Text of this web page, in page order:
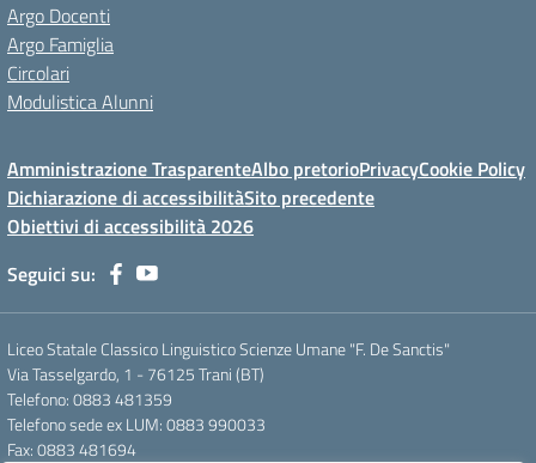
Argo Docenti
Argo Famiglia
Circolari
Modulistica Alunni
Amministrazione TrasparenteAlbo pretorioPrivacyCookie Policy
Dichiarazione di accessibilitàSito precedente
Obiettivi di accessibilità 2026
Seguici su:
Liceo Statale Classico Linguistico Scienze Umane "F. De Sanctis"
Via Tasselgardo, 1 - 76125 Trani (BT)
Telefono: 0883 481359
Telefono sede ex LUM: 0883 990033
Fax: 0883 481694